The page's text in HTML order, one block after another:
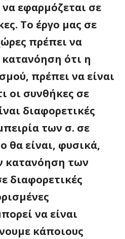
εφαρμόζεται σε
Το έργο μας σε
πρέπει να
ότι η
πρέπει να είναι
οι συνθήκες σε
διαφορετικές
των σ. σε
θα είναι, φυσικά,
κατανόηση των
διαφορετικές
να είναι
κάποιους